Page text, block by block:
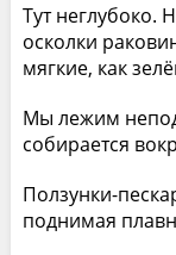
Тут неглубоко.
осколки
мягкие, как
Мы лежим
собирается
Ползунки-
поднимая